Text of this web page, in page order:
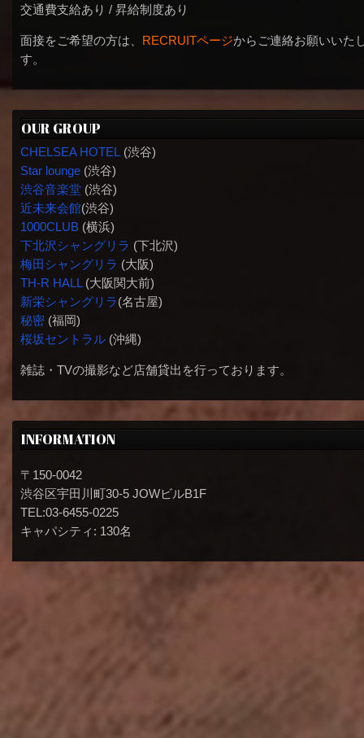
交通費支給あり / 昇給制度あり
面接をご希望の方は、 RECRUITページからご連絡お願いいた
す。
OUR GROUP
CHELSEA HOTEL (渋谷)
Star lounge(渋谷)
渋谷音楽堂(渋谷)
近未来会館(渋谷)
1000CLUB(横浜)
下北沢シャングリラ (下北沢)
梅田シャングリラ (大阪)
TH-R HALL(大阪関大前)
新栄シャングリラ(名古屋)
秘密(福岡)
桜坂セントラル(沖縄)
雑誌・TVの撮影など店舗貸出を行っております。
INFORMATION
〒150-0042
渋谷区宇田川町30-5 JOWビルB1F
TEL:03-6455-0225
キャパシティ: 130名